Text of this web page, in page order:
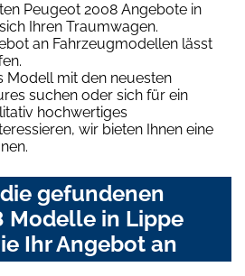
Peugeot 2008 Angebote in
Ihren Traumwagen.
an Fahrzeugmodellen lässt
Modell mit den neuesten
suchen oder sich für ein
hochwertiges
wir bieten Ihnen eine
gefundenen
Modelle in Lippe
Ihr Angebot an